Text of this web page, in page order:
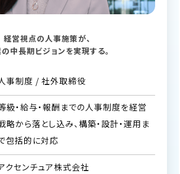
経営視点の人事施策が、
中長期ビジョンを実現する。
事制度 / 社外取締役
級・給与・報酬までの人事制度を経営
略から落とし込み、構築・設計・運用ま
包括的に対応
クセンチュア株式会社